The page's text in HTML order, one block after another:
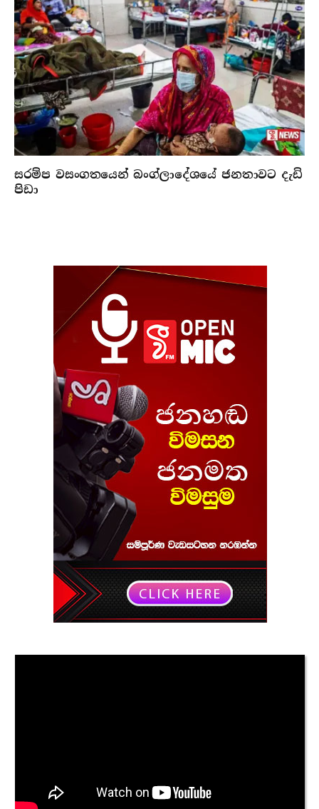
සරම්ප වසංගතයෙන් බංග්ලාදේශයේ ජනතාවට දැඩි
පිඩා